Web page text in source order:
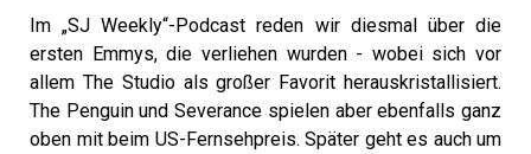
Im „SJ Weekly“-Podcast reden wir diesmal über die
ersten Emmys, die verliehen wurden - wobei sich vor
allem The Studio als großer Favorit herauskristallisiert.
The Penguin und Severance spielen aber ebenfalls ganz
oben mit beim US-Fernsehpreis. Später geht es auch um